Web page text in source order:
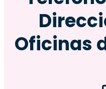
Oficinas